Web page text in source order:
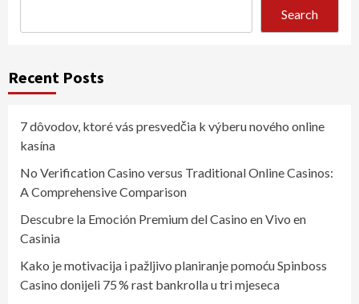
Search
Recent Posts
7 dôvodov, ktoré vás presvedčia k výberu nového online
kasína
No Verification Casino versus Traditional Online Casinos:
A Comprehensive Comparison
Descubre la Emoción Premium del Casino en Vivo en
Casinia
Kako je motivacija i pažljivo planiranje pomoću Spinboss
Casino donijeli 75 % rast bankrolla u tri mjeseca